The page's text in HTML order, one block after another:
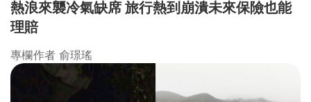
熱浪來襲冷氣缺席 旅行熱到崩潰未來保險也能
理賠
專欄作者 俞璟瑤